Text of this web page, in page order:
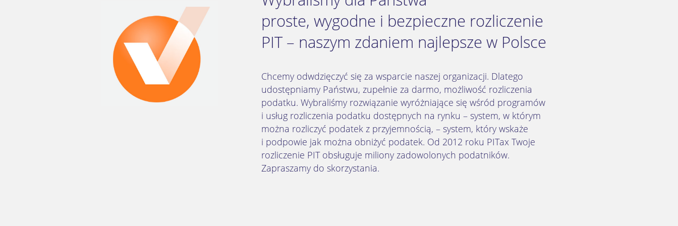
proste, wygodne i bezpieczne rozliczenie
PIT – naszym zdaniem najlepsze w Polsce
Chcemy odwdzięczyć się za wsparcie naszej organizacji. Dlatego
udostępniamy Państwu, zupełnie za darmo, możliwość rozliczenia
podatku. Wybraliśmy rozwiązanie wyróżniające się wśród programów
i usług rozliczenia podatku dostępnych na rynku – system, w którym
można rozliczyć podatek z przyjemnością, – system, który wskaże
i podpowie jak można obniżyć podatek. Od 2012 roku PITax Twoje
rozliczenie PIT obsługuje miliony zadowolonych podatników.
Zapraszamy do skorzystania.